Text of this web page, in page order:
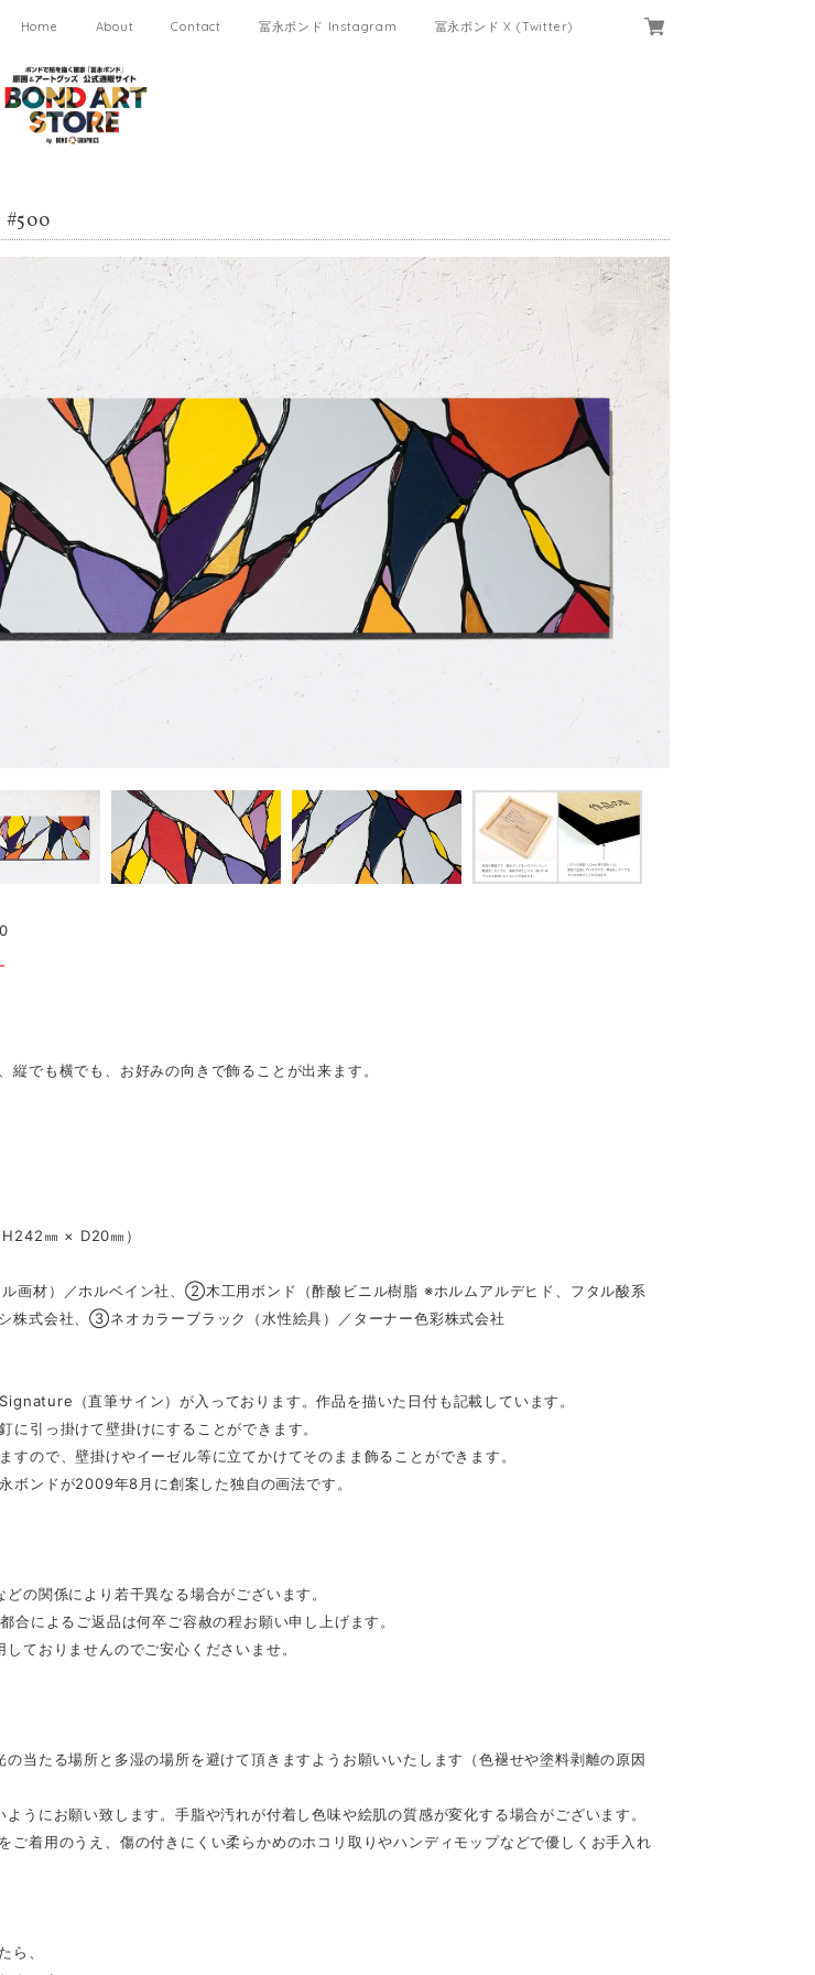
Home About Contact 冨永ボンド Instagram 冨永ボンド X (Twitter)
#500
縦でも横でも、お好みの向きで飾ることが出来ます。
㎜ × D20㎜）
画材）／ホルベイン社、②木工用ボンド（酢酸ビニル樹脂 ※ホルムアルデヒド、フタル酸系
株式会社、③ネオカラーブラック（水性絵具）／ターナー色彩株式会社
（直筆サイン）が入っております。作品を描いた日付も記載しています。
引っ掛けて壁掛けにすることができます。
ので、壁掛けやイーゼル等に立てかけてそのまま飾ることができます。
ボンドが2009年8月に創案した独自の画法です。
の関係により若干異なる場合がございます。
合によるご返品は何卒ご容赦の程お願い申し上げます。
ておりませんのでご安心くださいませ。
当たる場所と多湿の場所を避けて頂きますようお願いいたします（色褪せや塗料剥離の原因
うにお願い致します。手脂や汚れが付着し色味や絵肌の質感が変化する場合がございます。
ご着用のうえ、傷の付きにくい柔らかめのホコリ取りやハンディモップなどで優しくお手入れ
ら、